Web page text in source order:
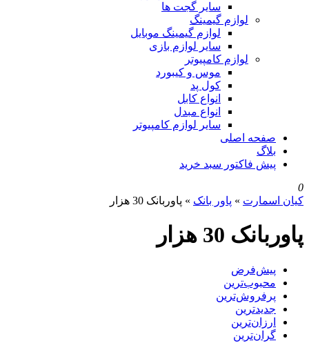
سایر گجت ها
لوازم گیمینگ
لوازم گیمینگ موبایل
سایر لوازم بازی
لوازم کامپیوتر
موس و کیبورد
کول پد
انواع کابل
انواع مبدل
سایر لوازم کامپیوتر
صفحه اصلی
بلاگ
پیش فاکتور سبد خرید
0
کیان اسمارت » پاور بانک » پاوربانک 30 هزار
پاوربانک 30 هزار
پیش‌فرض
محبوب‌ترین
پرفروش‌ترین
جدیدترین
ارزان‌ترین
گران‌ترین